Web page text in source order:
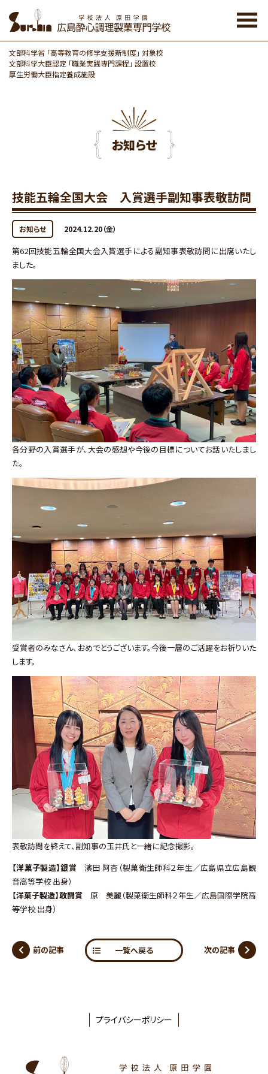
the
content
文部科学省 「高等教育の修学支援新制度」 対象校
文部科学大臣認定 「職業実践専門課程」 設置校
厚生労働大臣指定養成施設
お知らせ
技能五輪全国大会 入賞選手副知事表敬訪問
お知らせ 2024.12.20（金）
第62回技能五輪全国大会入賞選手による副知事表敬訪問に出席いたし
ました。
各分野の入賞選手が、大会の感想や今後の目標についてお話いたしまし
た。
受賞者のみなさん、おめでとうございます。今後一層のご活躍をお祈りいた
します。
表敬訪問を終えて、副知事の玉井氏と一緒に記念撮影。
【洋菓子製造】銀賞 濱田 阿杏（製菓衛生師科２年生／広島県立広島観
音高等学校 出身）
【洋菓子製造】敢闘賞 原 美麗（製菓衛生師科２年生／広島国際学院高
等学校 出身）
前の記事 一覧へ戻る 次の記事
プライバシーポリシー